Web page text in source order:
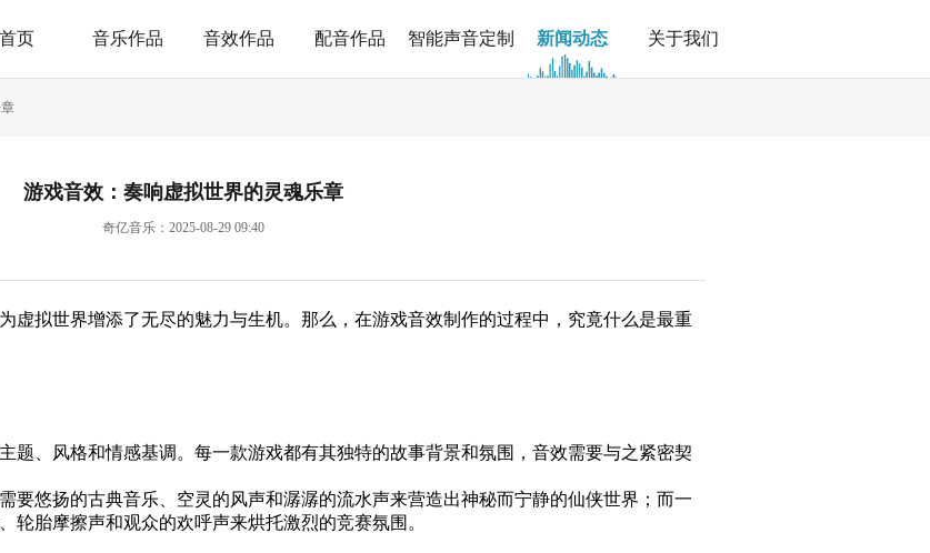
首页 音乐作品 音效作品 配音作品 智能声音定制 新闻动态 关于我们
游戏音效：奏响虚拟世界的灵魂乐章
奇亿音乐：2025-08-29 09:40
虚拟世界增添了无尽的魅力与生机。那么，在游戏音效制作的过程中，究竟什么是最重
题、风格和情感基调。每一款游戏都有其独特的故事背景和氛围，音效需要与之紧密契
要悠扬的古典音乐、空灵的风声和潺潺的流水声来营造出神秘而宁静的仙侠世界；而一
轮胎摩擦声和观众的欢呼声来烘托激烈的竞赛氛围。